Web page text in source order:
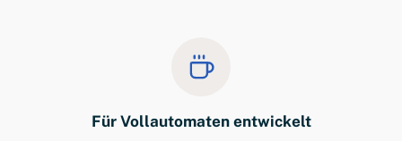
Für Vollautomaten entwickelt